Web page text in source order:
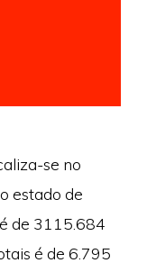
se no
estado de
de 3115.684
é de 6.795